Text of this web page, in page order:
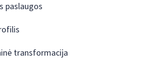
paslaugos
transformacija